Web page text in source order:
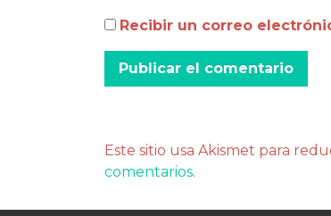
Recibir un correo
Este sitio usa Akismet para
comentarios.